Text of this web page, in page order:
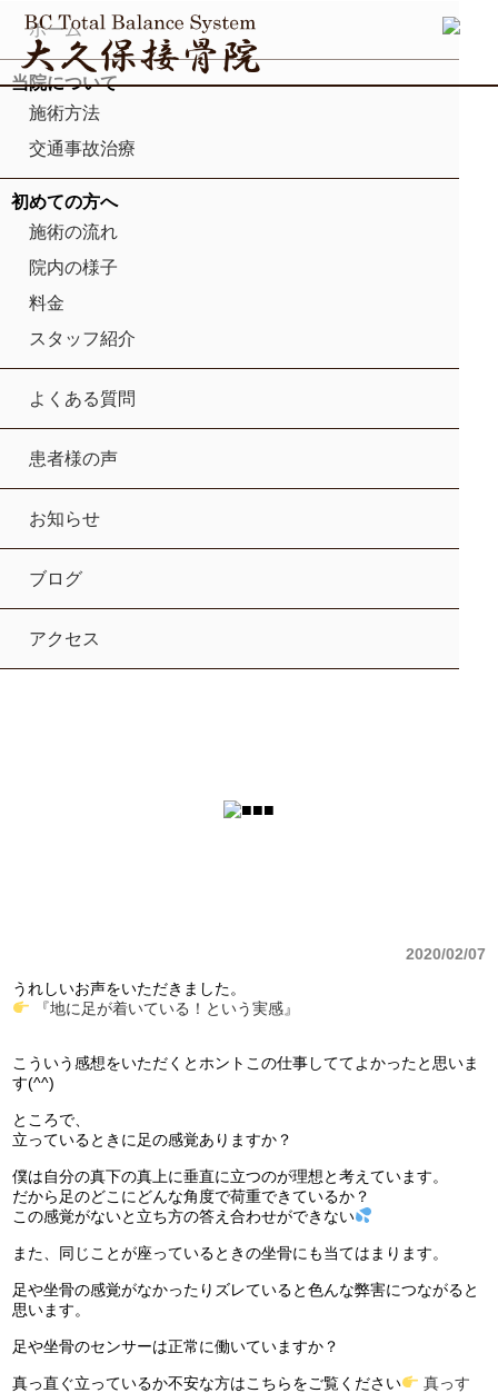
ホーム
当院について
施術方法
交通事故治療
初めての方へ
施術の流れ
院内の様子
料金
スタッフ紹介
よくある質問
患者様の声
お知らせ
ブログ
アクセス
2020/02/07
うれしいお声をいただきました。
『地に足が着いている！という実感』
こういう感想をいただくとホントこの仕事しててよかったと思いま
す(^^)
ところで、
立っているときに足の感覚ありますか？
僕は自分の真下の真上に垂直に立つのが理想と考えています。
だから足のどこにどんな角度で荷重できているか？
この感覚がないと立ち方の答え合わせができない
また、同じことが座っているときの坐骨にも当てはまります。
足や坐骨の感覚がなかったりズレていると色んな弊害につながると
思います。
足や坐骨のセンサーは正常に働いていますか？
真っ直ぐ立っているか不安な方はこちらをご覧ください
真っす